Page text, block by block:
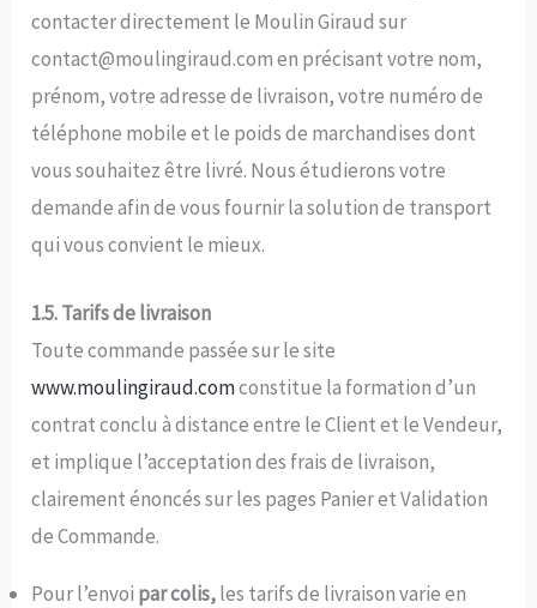
contacter directement le Moulin Giraud sur
contact@moulingiraud.com en précisant votre nom,
prénom, votre adresse de livraison, votre numéro de
téléphone mobile et le poids de marchandises dont
vous souhaitez être livré. Nous étudierons votre
demande afin de vous fournir la solution de transport
qui vous convient le mieux.
1.5. Tarifs de livraison
Toute commande passée sur le site
www.moulingiraud.comconstitue la formation d’un
contrat conclu à distance entre le Client et le Vendeur,
et implique l’acceptation des frais de livraison,
clairement énoncés sur les pages Panier et Validation
de Commande.
Pour l’envoi par colis,les tarifs de livraison varie en